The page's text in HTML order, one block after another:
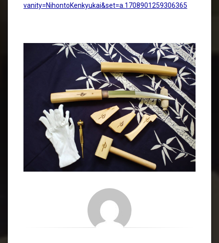
vanity=NihontoKenkyukai&set=a.1708901259306365